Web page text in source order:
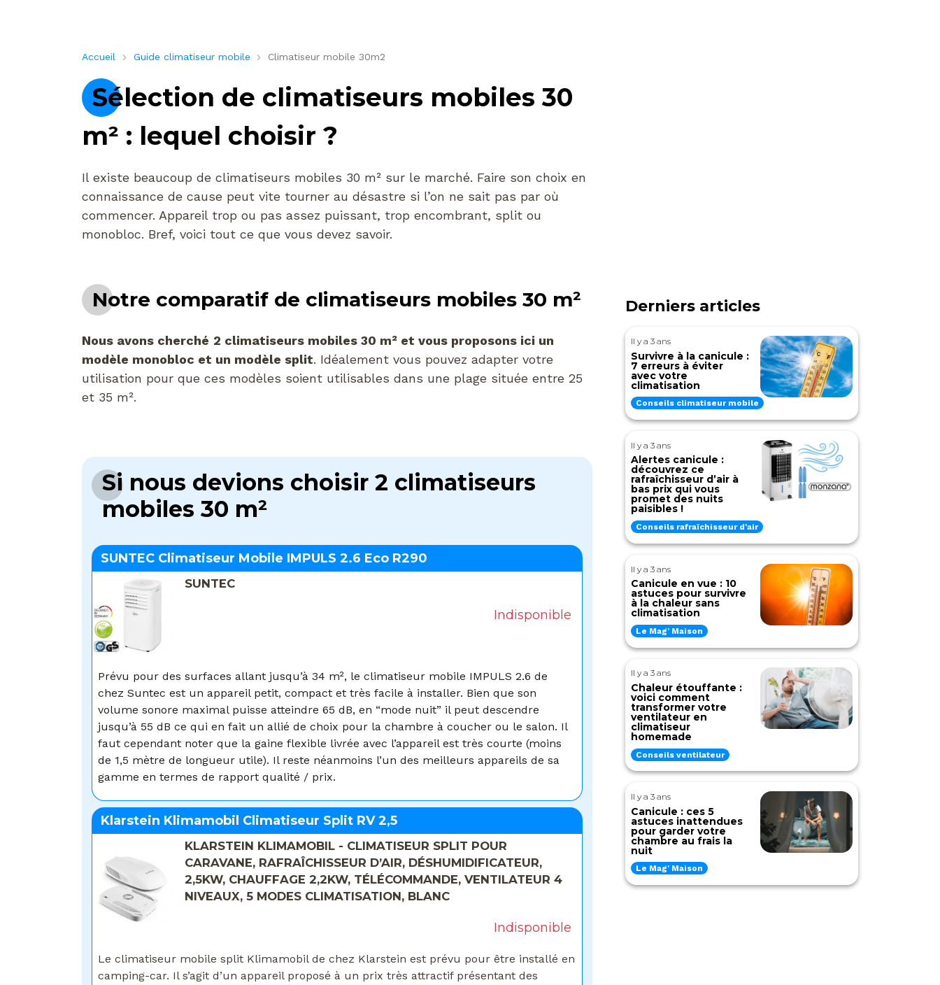
Accueil Guide climatiseur mobile Climatiseur mobile 30m2
Sélection de climatiseurs mobiles 30
m² : lequel choisir ?
Il existe beaucoup de climatiseurs mobiles 30 m² sur le marché. Faire son choix en
connaissance de cause peut vite tourner au désastre si l’on ne sait pas par où
commencer. Appareil trop ou pas assez puissant, trop encombrant, split ou
monobloc. Bref, voici tout ce que vous devez savoir.
Notre comparatif de climatiseurs mobiles 30 m²
Nous avons cherché 2 climatiseurs mobiles 30 m² et vous proposons ici un
modèle monobloc et un modèle split. Idéalement vous pouvez adapter votre
utilisation pour que ces modèles soient utilisables dans une plage située entre 25
et 35 m².
Si nous devions choisir 2 climatiseurs
mobiles 30 m²
SUNTEC Climatiseur Mobile IMPULS 2.6 Eco R290
SUNTEC
Indisponible
Prévu pour des surfaces allant jusqu’à 34 m², le climatiseur mobile IMPULS 2.6 de
chez Suntec est un appareil petit, compact et très facile à installer. Bien que son
volume sonore maximal puisse atteindre 65 dB, en “mode nuit” il peut descendre
jusqu’à 55 dB ce qui en fait un allié de choix pour la chambre à coucher ou le salon. Il
faut cependant noter que la gaine flexible livrée avec l’appareil est très courte (moins
de 1,5 mètre de longueur utile). Il reste néanmoins l’un des meilleurs appareils de sa
gamme en termes de rapport qualité / prix.
Klarstein Klimamobil Climatiseur Split RV 2,5
KLARSTEIN KLIMAMOBIL - CLIMATISEUR SPLIT POUR
CARAVANE, RAFRAÎCHISSEUR D’AIR, DÉSHUMIDIFICATEUR,
2,5KW, CHAUFFAGE 2,2KW, TÉLÉCOMMANDE, VENTILATEUR 4
NIVEAUX, 5 MODES CLIMATISATION, BLANC
Indisponible
Le climatiseur mobile split Klimamobil de chez Klarstein est prévu pour être installé en
camping-car. Il s’agit d’un appareil proposé à un prix très attractif présentant des
Derniers articles
Il y a 3 ans
Survivre à la canicule :
7 erreurs à éviter
avec votre
climatisation
Conseils climatiseur mobile
Il y a 3 ans
Alertes canicule :
découvrez ce
rafraîchisseur d’air à
bas prix qui vous
promet des nuits
paisibles !
Conseils rafraîchisseur d'air
Il y a 3 ans
Canicule en vue : 10
astuces pour survivre
à la chaleur sans
climatisation
Le Mag' Maison
Il y a 3 ans
Chaleur étouffante :
voici comment
transformer votre
ventilateur en
climatiseur
homemade
Conseils ventilateur
Il y a 3 ans
Canicule : ces 5
astuces inattendues
pour garder votre
chambre au frais la
nuit
Le Mag' Maison